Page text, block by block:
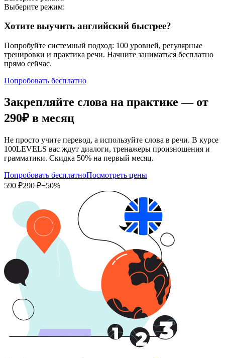
Выберите режим:
Хотите выучить английский быстрее?
Попробуйте системный подход: 100 уровней, регулярные
тренировки и практика речи. Начните заниматься бесплатно
прямо сейчас.
Попробовать бесплатно
Закрепляйте слова на практике — от
290₽ в месяц
Не просто учите перевод, а используйте слова в речи. В курсе
100LEVELS вас ждут диалоги, тренажеры произношения и
грамматики. Скидка 50% на первый месяц.
Попробовать бесплатноПосмотреть цены
590 ₽290 ₽−50%